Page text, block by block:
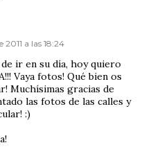
2011 a las 18:24
ir en su día, hoy quiero
Vaya fotos! Qué bien os
Muchísimas gracias de
las fotos de las calles y
:)